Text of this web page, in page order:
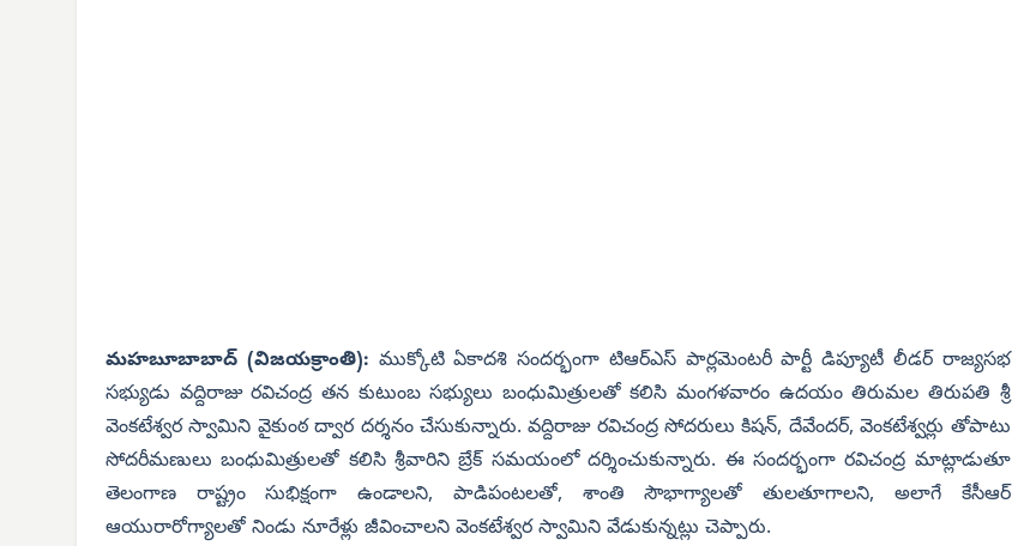
మహబూబాబాద్ (విజయక్రాంతి): ముక్కోటి ఏకాదశి సందర్భంగా టిఆర్ఎస్ పార్లమెంటరీ పార్టీ డిప్యూటీ లీడర్ రాజ్యసభ
సభ్యుడు వద్దిరాజు రవిచంద్ర తన కుటుంబ సభ్యులు బంధుమిత్రులతో కలిసి మంగళవారం ఉదయం తిరుమల తిరుపతి శ్రీ
వెంకటేశ్వర స్వామిని వైకుంఠ ద్వార దర్శనం చేసుకున్నారు. వద్దిరాజు రవిచంద్ర సోదరులు కిషన్, దేవేందర్, వెంకటేశ్వర్లు తోపాటు
సోదరీమణులు బంధుమిత్రులతో కలిసి శ్రీవారిని బ్రేక్ సమయంలో దర్శించుకున్నారు. ఈ సందర్భంగా రవిచంద్ర మాట్లాడుతూ
తెలంగాణ రాష్ట్రం సుభిక్షంగా ఉండాలని, పాడిపంటలతో, శాంతి సౌభాగ్యాలతో తులతూగాలని, అలాగే కేసీఆర్
ఆయురారోగ్యాలతో నిండు నూరేళ్లు జీవించాలని వెంకటేశ్వర స్వామిని వేడుకున్నట్లు చెప్పారు.